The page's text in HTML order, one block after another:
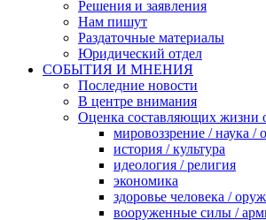
Решения и заявления
Нам пишут
Раздаточные материалы
Юридический отдел
СОБЫТИЯ И МНЕНИЯ
Последние новости
В центре внимания
Оценка составляющих жизни
мировоззрение / наука /
история / культура
идеология / религия
экономика
здоровье человека /
вооруженные силы /